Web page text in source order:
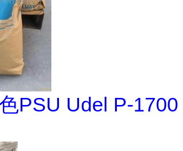
PSU Udel P-1700